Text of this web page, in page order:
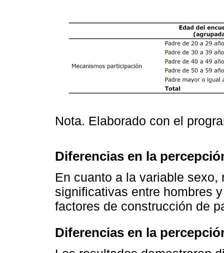
Nota. Elaborado con el
Diferencias en la
En cuanto a la variable
significativas entre hombres
factores de construcción de
Diferencias en la